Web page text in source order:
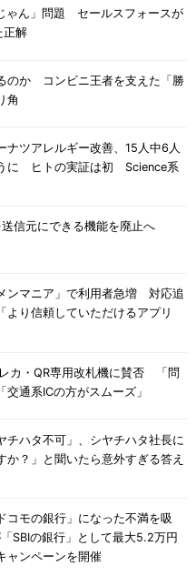
ゃん」問題 セールスフォースが
正解
のか コンビニ王者を支えた「勝
角
ナツアレルギー改善、15人中6人
に ヒトの実証は初 Science系
信元にできる機能を廃止へ
ンマニア」で利用者急増 対応追
り信頼していただけるアプリ
カ・QR専用改札機に賛否 「問
通系ICの方がスムーズ」
チハタ不可」、シヤチハタ社長に
か？」と聞いたら意外すぎる答え
コモの銀行」になった不満を吸
SBIの銀行」として最大5.2万円
ャンペーンを開催